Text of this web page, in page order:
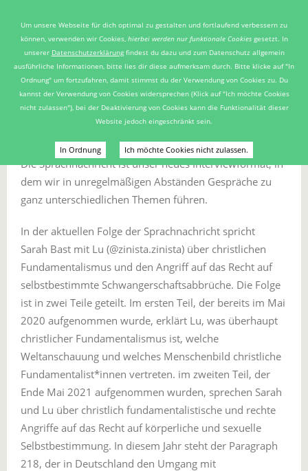
Um unsere Webseite für dich optimal zu gestalten und fortlaufend verbessern zu
können, verwenden wir Cookies, hierbei werden nur funktionale Cookiesgesetzt. In
unserer Datenschutzerklärungfindest du dazu und zum Datenschutz allgemein
ausführliche Informationen, bitte lies dir diese aufmerksam durch. Bitte klicke auf "In
Ordnung" um fortzufahren, damit stimmst du der Verwendung von Cookies zu. Du
kannst der Verwendung von Cookies widersprechen (Klick auf "Ich möchte Cookies
nicht zulassen"), bei der Deaktivierung von Cookies kann die Funktionalität dieser
Website jedoch eingeschränkt sein.
In Ordnung Ich möchte Cookies nicht zulassen.
FRAUENZENTRUM MAINZ
E.V.
Artikel mit dem Schlagwort‘I.L.A. Werkstatt’
Die Sprachnachricht – unser
Die Sprachnachricht ist unser neues Interviewformat, in
dem wir in unregelmäßigen Abständen Gespräche zu
ganz unterschiedlichen Themen führen.
In der aktuellen Folge der Sprachnachricht spricht
Sarah Bast mit Lu (@zinista.zinista) über christlichen
Fundamentalismus und den Angriff auf das Recht auf
selbstbestimmte Schwangerschaftsabbrüche. Die Folge
ist in zwei Teile geteilt. Im ersten Teil, der bereits im Mai
2020 aufgenommen wurde, erklärt Lu, was überhaupt
christlicher Fundamentalismus ist, welche
Weltanschauung und welches Menschenbild christliche
Fundamentalist*innen vertreten. im zweiten Teil, der
Ende Mai 2021 aufgenommen wurden, sprechen Sarah
und Lu über christlich fundamentalistische und rechte
Angriffe auf das Recht auf körperliche und sexuelle
Selbstbestimmung. In diesem Jahr steht der Paragraph
218, der in Deutschland den Umgang mit